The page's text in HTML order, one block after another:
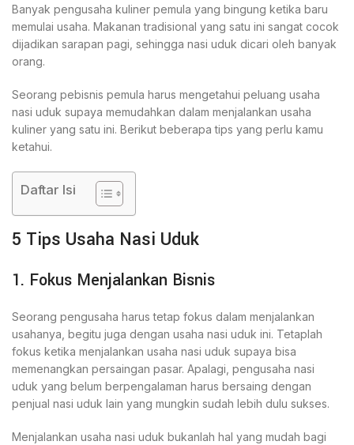
Banyak pengusaha kuliner pemula yang bingung ketika baru
memulai usaha. Makanan tradisional yang satu ini sangat cocok
dijadikan sarapan pagi, sehingga nasi uduk dicari oleh banyak
orang.
Seorang pebisnis pemula harus mengetahui peluang usaha
nasi uduk supaya memudahkan dalam menjalankan usaha
kuliner yang satu ini. Berikut beberapa tips yang perlu kamu
ketahui.
Daftar Isi
5 Tips Usaha Nasi Uduk
1. Fokus Menjalankan Bisnis
Seorang pengusaha harus tetap fokus dalam menjalankan
usahanya, begitu juga dengan usaha nasi uduk ini. Tetaplah
fokus ketika menjalankan usaha nasi uduk supaya bisa
memenangkan persaingan pasar. Apalagi, pengusaha nasi
uduk yang belum berpengalaman harus bersaing dengan
penjual nasi uduk lain yang mungkin sudah lebih dulu sukses.
Menjalankan usaha nasi uduk bukanlah hal yang mudah bagi